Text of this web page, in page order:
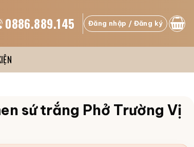
0886.889.145 Đăng nhập / Đăng ký
sứ trắng Phở Trường Vị